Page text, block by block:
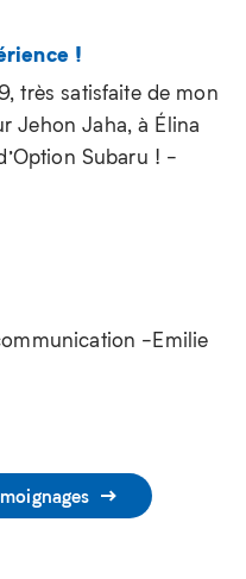
!
très satisfaite de mon
Jehon Jaha, à Élina
Subaru ! -
-Emilie